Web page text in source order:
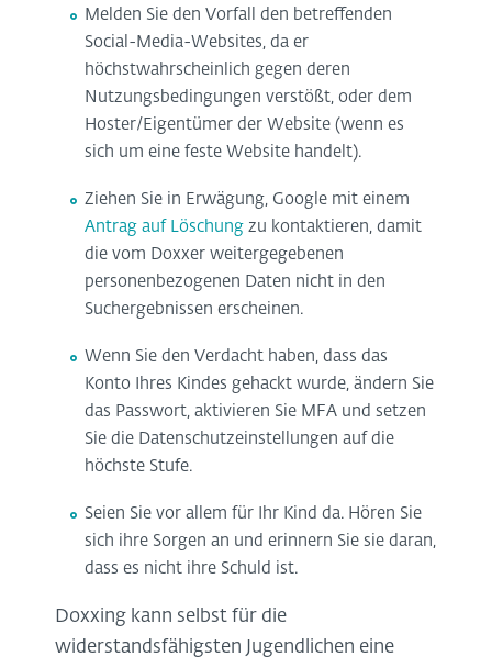
Melden Sie den Vorfall den betreffenden
Social-Media-Websites, da er
höchstwahrscheinlich gegen deren
Nutzungsbedingungen verstößt, oder dem
Hoster/Eigentümer der Website (wenn es
sich um eine feste Website handelt).
Ziehen Sie in Erwägung, Google mit einem
Antrag auf Löschung zu kontaktieren, damit
die vom Doxxer weitergegebenen
personenbezogenen Daten nicht in den
Suchergebnissen erscheinen.
Wenn Sie den Verdacht haben, dass das
Konto Ihres Kindes gehackt wurde, ändern Sie
das Passwort, aktivieren Sie MFA und setzen
Sie die Datenschutzeinstellungen auf die
höchste Stufe.
Seien Sie vor allem für Ihr Kind da. Hören Sie
sich ihre Sorgen an und erinnern Sie sie daran,
dass es nicht ihre Schuld ist.
Doxxing kann selbst für die
widerstandsfähigsten Jugendlichen eine